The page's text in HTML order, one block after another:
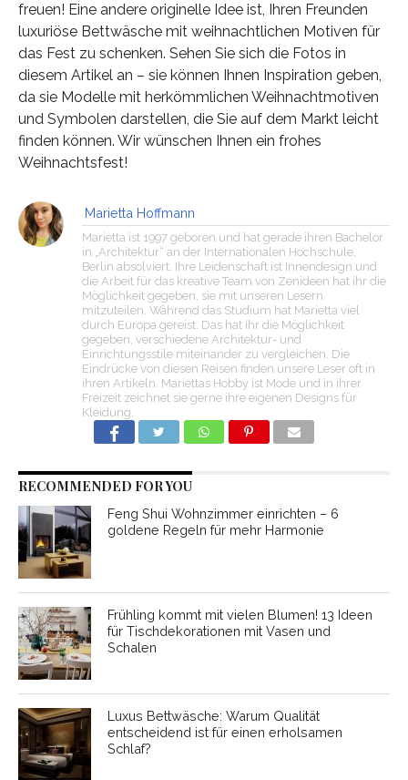
freuen! Eine andere originelle Idee ist, Ihren Freunden
luxuriöse Bettwäsche mit weihnachtlichen Motiven für
das Fest zu schenken. Sehen Sie sich die Fotos in
diesem Artikel an – sie können Ihnen Inspiration geben,
da sie Modelle mit herkömmlichen Weihnachtmotiven
und Symbolen darstellen, die Sie auf dem Markt leicht
finden können. Wir wünschen Ihnen ein frohes
Weihnachtsfest!
Marietta Hoffmann
Marietta ist 1997 geboren und hat gerade ihren Bachelor
in „Architektur“ an der Internationalen Hochschule,
Berlin absolviert. Ihre Leidenschaft ist Innendesign und
die Arbeit für das kreative Team von Zenideen hat ihr die
Möglichkeit gegeben, sie mit unseren Lesern
mitzuteilen. Während das Studium hat Marietta viel
durch Europa gereist. Das hat ihr die Möglichkeit
gegeben, verschiedene Architektur- und
Einrichtungsstile miteinander zu vergleichen. Die
Eindrücke von diesen Reisen finden unsere Leser oft in
ihren Artikeln. Mariettas Hobby ist Mode und in ihrer
Freizeit zeichnet sie gerne ihre eigenen Designs für
Kleidung.
RECOMMENDED FOR YOU
Feng Shui Wohnzimmer einrichten – 6
goldene Regeln für mehr Harmonie
Frühling kommt mit vielen Blumen! 13 Ideen
für Tischdekorationen mit Vasen und
Schalen
Luxus Bettwäsche: Warum Qualität
entscheidend ist für einen erholsamen
Schlaf?